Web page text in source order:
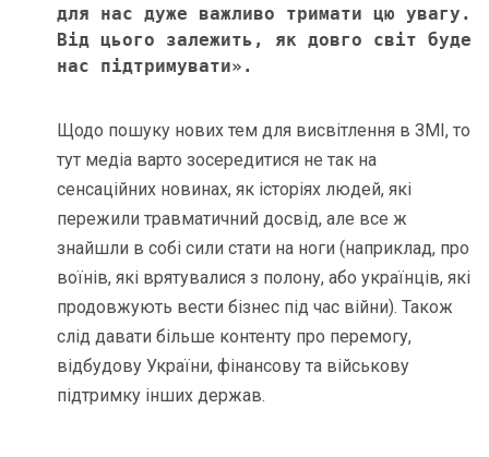
для нас дуже важливо тримати цю увагу.
Від цього залежить, як довго світ буде
нас підтримувати».
Щодо пошуку нових тем для висвітлення в ЗМІ, то
тут медіа варто зосередитися не так на
сенсаційних новинах, як історіях людей, які
пережили травматичний досвід, але все ж
знайшли в собі сили стати на ноги (наприклад, про
воїнів, які врятувалися з полону, або українців, які
продовжують вести бізнес під час війни). Також
слід давати більше контенту про перемогу,
відбудову України, фінансову та військову
підтримку інших держав.